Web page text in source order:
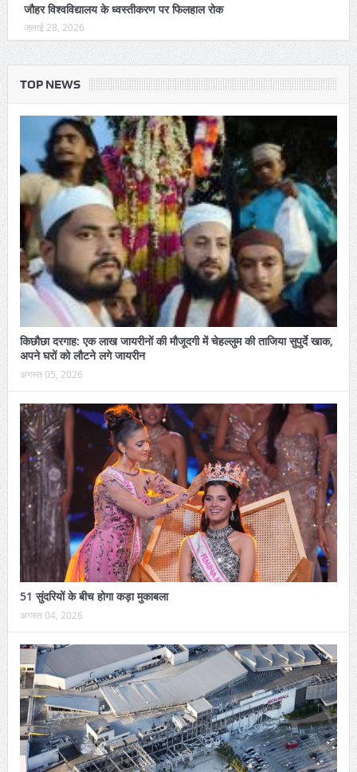
जौहर विश्वविद्यालय के ध्वस्तीकरण पर फिलहाल रोक
जुलाई 28, 2026
TOP NEWS
किछौछा दरगाह: एक लाख जायरीनों की मौजूदगी में चेहल्लुम की ताजिया सुपुर्दे खाक,
अपने घरों को लौटने लगे जायरीन
अगस्त 05, 2026
51 सुंदरियों के बीच होगा कड़ा मुकाबला
अगस्त 04, 2026